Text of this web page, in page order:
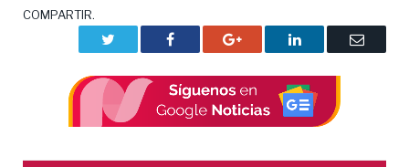
COMPARTIR.
Facebook Google+ LinkedIn
Correo